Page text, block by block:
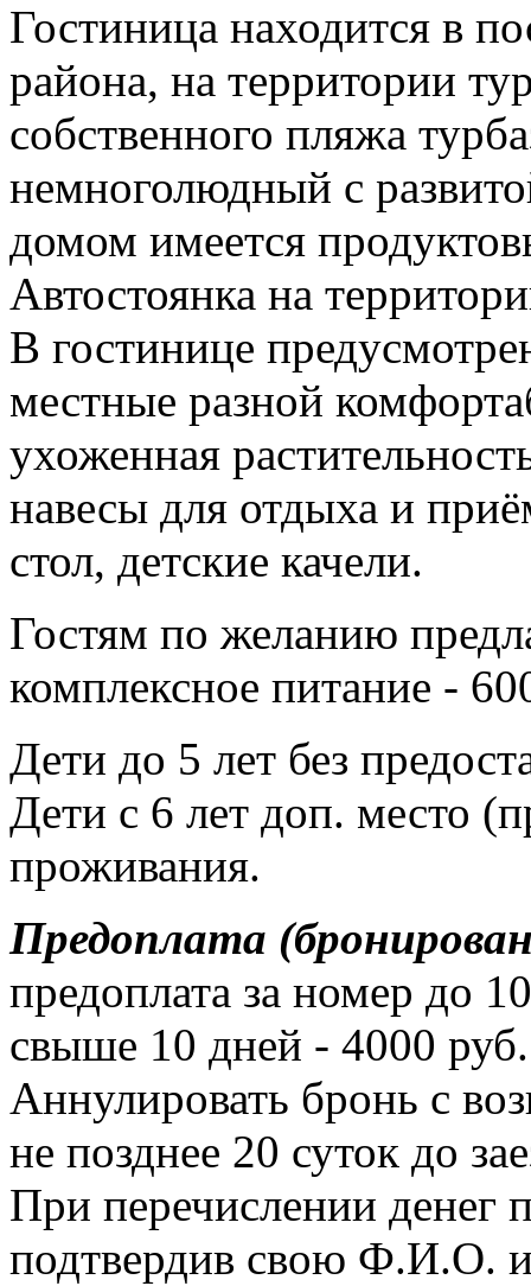
Гостиница находится в
района, на территории
собственного пляжа
немноголюдный с
домом имеется
Автостоянка на
В гостинице
местные разной
ухоженная
навесы для отдыха и
стол, детские качели.
Гостям по желанию
комплексное питание -
Дети до 5 лет без
Дети с 6 лет доп. место
проживания.
Предоплата
предоплата за номер до
свыше 10 дней - 4000 руб.
Аннулировать бронь с
не позднее 20 суток до
При перечислении денег
подтвердив свою Ф.И.О. и